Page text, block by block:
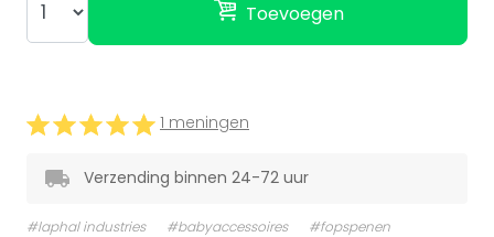
Toevoegen
1 meningen
Verzending binnen 24-72 uur
#laphal industries #babyaccessoires
#fopspenen